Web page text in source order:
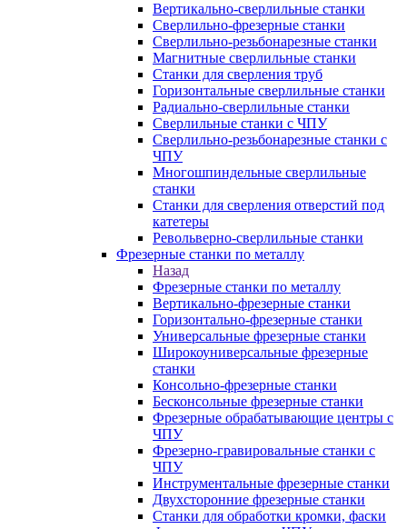
Вертикально-сверлильные станки
Сверлильно-фрезерные станки
Сверлильно-резьбонарезные станки
Магнитные сверлильные станки
Станки для сверления труб
Горизонтальные сверлильные станки
Радиально-сверлильные станки
Сверлильные станки с ЧПУ
Сверлильно-резьбонарезные станки с
ЧПУ
Многошпиндельные сверлильные
станки
Станки для сверления отверстий под
катетеры
Револьверно-сверлильные станки
Фрезерные станки по металлу
Назад
Фрезерные станки по металлу
Вертикально-фрезерные станки
Горизонтально-фрезерные станки
Универсальные фрезерные станки
Широкоуниверсальные фрезерные
станки
Консольно-фрезерные станки
Бесконсольные фрезерные станки
Фрезерные обрабатывающие центры с
ЧПУ
Фрезерно-гравировальные станки с
ЧПУ
Инструментальные фрезерные станки
Двухсторонние фрезерные станки
Станки для обработки кромки, фаски